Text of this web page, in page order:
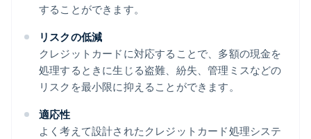
することができます。
リスクの低減
クレジットカードに対応することで、多額の現金を
処理するときに生じる盗難、紛失、管理ミスなどの
リスクを最小限に抑えることができます。
適応性
よく考えて設計されたクレジットカード処理システ